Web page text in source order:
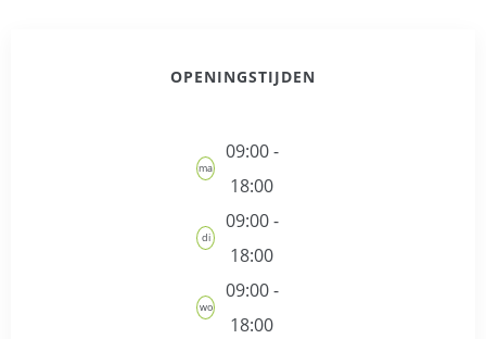
OPENINGSTIJDEN
ma
09:00 -
18:00
di
09:00 -
18:00
wo
09:00 -
18:00